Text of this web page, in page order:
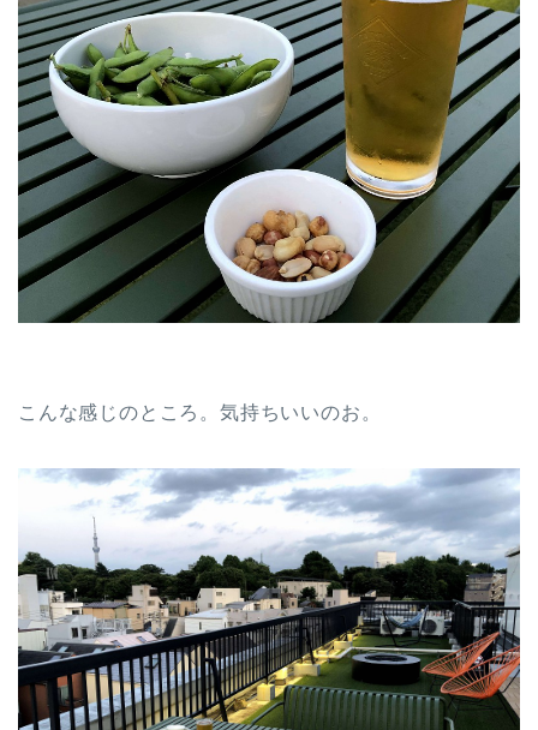
こんな感じのところ。気持ちいいのお。